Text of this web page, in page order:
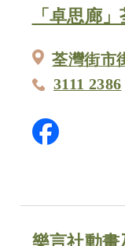
「卓思廊
荃灣街市
3111 2386
樂言社動